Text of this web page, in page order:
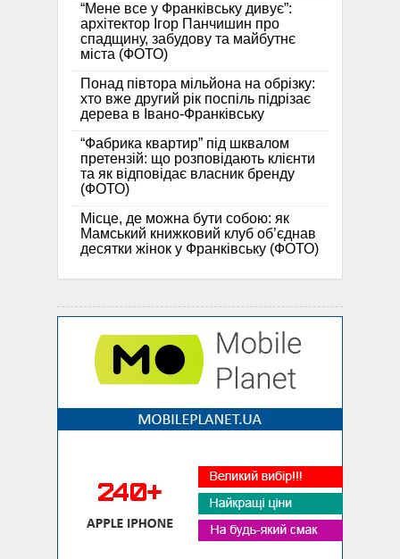
“Мене все у Франківську дивує”:
архітектор Ігор Панчишин про
спадщину, забудову та майбутнє
міста (ФОТО)
Понад півтора мільйона на обрізку:
хто вже другий рік поспіль підрізає
дерева в Івано-Франківську
“Фабрика квартир” під шквалом
претензій: що розповідають клієнти
та як відповідає власник бренду
(ФОТО)
Місце, де можна бути собою: як
Мамський книжковий клуб об’єднав
десятки жінок у Франківську (ФОТО)